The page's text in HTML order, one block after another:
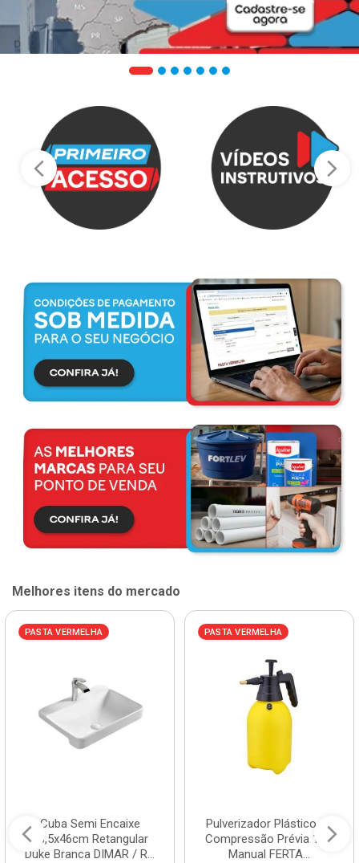
Melhores itens do mercado
PASTA VERMELHA
Cuba Semi Encaixe
58,5x46cm Retangular
Duke Branca DIMAR / R...
PASTA VERMELHA
Pulverizador Plástico de
Compressão Prévia 1,5L
Manual FERTA...